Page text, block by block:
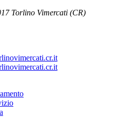
Torlino Vimercati (CR)